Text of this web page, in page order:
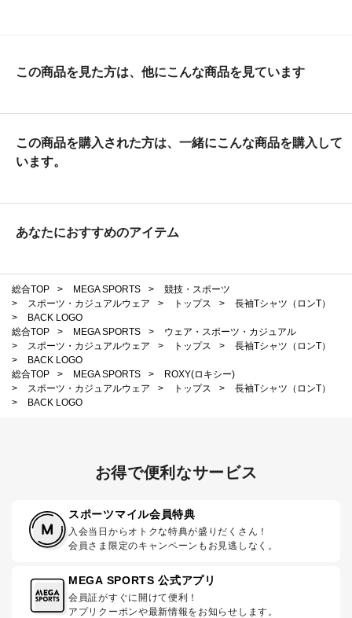
この商品を見た方は、他にこんな商品を見ています
この商品を購入された方は、一緒にこんな商品を購入して
います。
あなたにおすすめのアイテム
総合TOP > MEGA SPORTS >
競技・スポーツ
>
スポーツ・カジュアルウェア > トップス >
長袖Tシャツ（ロンT）
>
BACK LOGO
総合TOP
> MEGA SPORTS >
ウェア・スポーツ・カジュアル
>
スポーツ・カジュアルウェア > トップス >
長袖Tシャツ（ロンT）
>
BACK LOGO
総合TOP
> MEGA SPORTS >
ROXY(ロキシー)
>
スポーツ・カジュアルウェア > トップス >
長袖Tシャツ（ロンT）
>
BACK LOGO
お得で便利なサービス
スポーツマイル会員特典
入会当日からオトクな特典が盛りだくさん！
会員さま限定のキャンペーンもお見逃しなく。
MEGA SPORTS 公式アプリ
会員証がすぐに開けて便利！
アプリクーポンや最新情報をお知らせします。